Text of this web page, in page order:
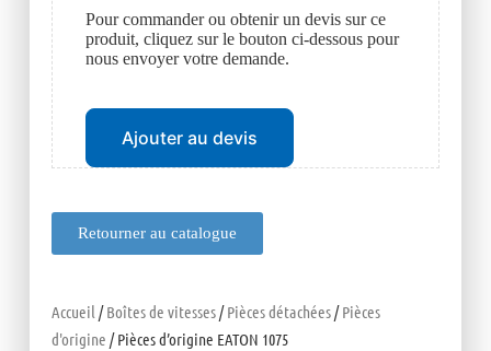
Retourner au catalogue
Accueil /Boîtes de vitesses/Pièces détachées/Pièces
d'origine / Pièces d’origine EATON 1075
Pour commander ou obtenir un devis sur ce
produit, cliquez sur le bouton ci-dessous pour
nous envoyer votre demande.
Ajouter au devis